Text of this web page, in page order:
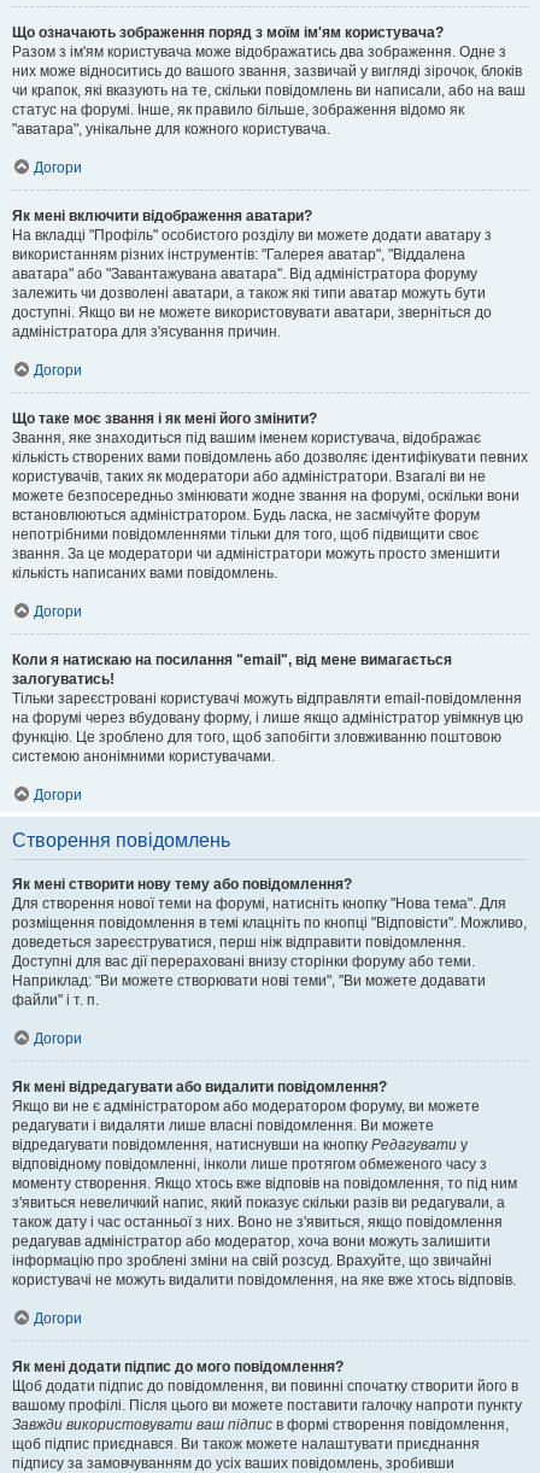
Що означають зображення поряд з моїм ім'ям користувача?
Разом з ім'ям користувача може відображатись два зображення. Одне з
них може відноситись до вашого звання, зазвичай у вигляді зірочок, блоків
чи крапок, які вказують на те, скільки повідомлень ви написали, або на ваш
статус на форумі. Інше, як правило більше, зображення відомо як
"аватара", унікальне для кожного користувача.
Догори
Як мені включити відображення аватари?
На вкладці "Профіль" особистого розділу ви можете додати аватару з
використанням різних інструментів: "Галерея аватар", "Віддалена
аватара" або "Завантажувана аватара". Від адміністратора форуму
залежить чи дозволені аватари, а також які типи аватар можуть бути
доступні. Якщо ви не можете використовувати аватари, зверніться до
адміністратора для з'ясування причин.
Догори
Що таке моє звання і як мені його змінити?
Звання, яке знаходиться під вашим іменем користувача, відображає
кількість створених вами повідомлень або дозволяє ідентифікувати певних
користувачів, таких як модератори або адміністратори. Взагалі ви не
можете безпосередньо змінювати жодне звання на форумі, оскільки вони
встановлюються адміністратором. Будь ласка, не засмічуйте форум
непотрібними повідомленнями тільки для того, щоб підвищити своє
звання. За це модератори чи адміністратори можуть просто зменшити
кількість написаних вами повідомлень.
Догори
Коли я натискаю на посилання "email", від мене вимагається
залогуватись!
Тільки зареєстровані користувачі можуть відправляти email-повідомлення
на форумі через вбудовану форму, і лише якщо адміністратор увімкнув цю
функцію. Це зроблено для того, щоб запобігти зловживанню поштовою
системою анонімними користувачами.
Догори
Створення повідомлень
Як мені створити нову тему або повідомлення?
Для створення нової теми на форумі, натисніть кнопку "Нова тема". Для
розміщення повідомлення в темі клацніть по кнопці "Відповісти". Можливо,
доведеться зареєструватися, перш ніж відправити повідомлення.
Доступні для вас дії перераховані внизу сторінки форуму або теми.
Наприклад: "Ви можете створювати нові теми", "Ви можете додавати
файли" і т. п.
Догори
Як мені відредагувати або видалити повідомлення?
Якщо ви не є адміністратором або модератором форуму, ви можете
редагувати і видаляти лише власні повідомлення. Ви можете
відредагувати повідомлення, натиснувши на кнопку Редагувати у
відповідному повідомленні, інколи лише протягом обмеженого часу з
моменту створення. Якщо хтось вже відповів на повідомлення, то під ним
з'явиться невеличкий напис, який показує скільки разів ви редагували, а
також дату і час останньої з них. Воно не з'явиться, якщо повідомлення
редагував адміністратор або модератор, хоча вони можуть залишити
інформацію про зроблені зміни на свій розсуд. Врахуйте, що звичайні
користувачі не можуть видалити повідомлення, на яке вже хтось відповів.
Догори
Як мені додати підпис до мого повідомлення?
Щоб додати підпис до повідомлення, ви повинні спочатку створити його в
вашому профілі. Після цього ви можете поставити галочку напроти пункту
Завжди використовувати ваш підпис в формі створення повідомлення,
щоб підпис приєднався. Ви також можете налаштувати приєднання
підпису за замовчуванням до усіх ваших повідомлень, зробивши